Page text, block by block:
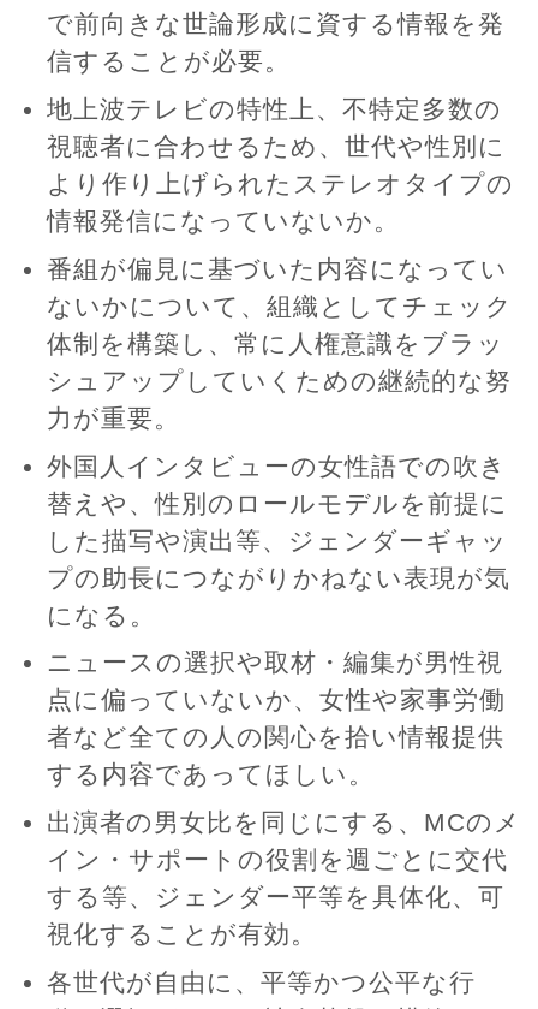
で前向きな世論形成に資する情報を発
信することが必要。
地上波テレビの特性上、不特定多数の
視聴者に合わせるため、世代や性別に
より作り上げられたステレオタイプの
情報発信になっていないか。
番組が偏見に基づいた内容になってい
ないかについて、組織としてチェック
体制を構築し、常に人権意識をブラッ
シュアップしていくための継続的な努
力が重要。
外国人インタビューの女性語での吹き
替えや、性別のロールモデルを前提に
した描写や演出等、ジェンダーギャッ
プの助長につながりかねない表現が気
になる。
ニュースの選択や取材・編集が男性視
点に偏っていないか、女性や家事労働
者など全ての人の関心を拾い情報提供
する内容であってほしい。
出演者の男女比を同じにする、MCのメ
イン・サポートの役割を週ごとに交代
する等、ジェンダー平等を具体化、可
視化することが有効。
各世代が自由に、平等かつ公平な行